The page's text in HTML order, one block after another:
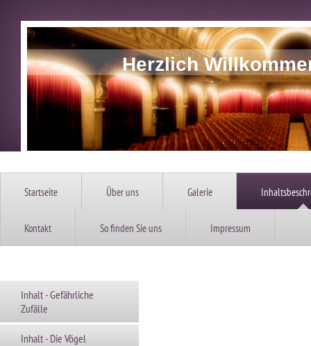
Herzlich
Startseite Über uns Galerie
Kontakt So finden Sie uns Impressum
Inhalt - Gefährliche
Zufälle
Inhalt - Die Vögel